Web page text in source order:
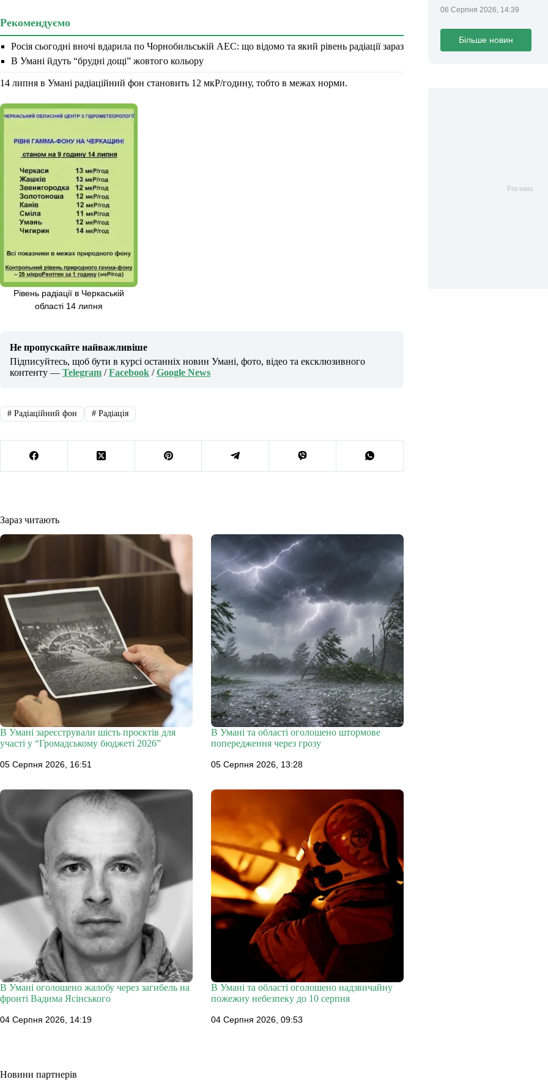
Рекомендуємо
Росія сьогодні вночі вдарила по Чорнобильській АЕС: що відомо та який рівень радіації зараз
В Умані йдуть “брудні дощі” жовтого кольору
14 липня в Умані радіаційний фон становить 12 мкР/годину, тобто в межах норми.
Рівень радіації в Черкаській
області 14 липня
Не пропускайте найважливіше
Підписуйтесь, щоб бути в курсі останніх новин Умані, фото, відео та ексклюзивного
контенту — Telegram /Facebook /Google News
#Радіаційний фон #Радіація
Зараз читають
В Умані зареєстрували шість проєктів для
участі у “Громадському бюджеті 2026”
05 Серпня 2026, 16:51
В Умані та області оголошено штормове
попередження через грозу
05 Серпня 2026, 13:28
В Умані оголошено жалобу через загибель на
фронті Вадима Ясінського
04 Серпня 2026, 14:19
В Умані та області оголошено надзвичайну
пожежну небезпеку до 10 серпня
04 Серпня 2026, 09:53
Новини партнерів
06 Серпня 2026, 14:39
Більше новин